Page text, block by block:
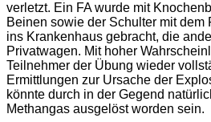
verletzt. Ein FA wurde mit
Beinen sowie der Schulter mit dem
ins Krankenhaus gebracht, die
Privatwagen. Mit hoher
Teilnehmer der Übung wieder
Ermittlungen zur Ursache der
könnte durch in der Gegend
Methangas ausgelöst worden sein.